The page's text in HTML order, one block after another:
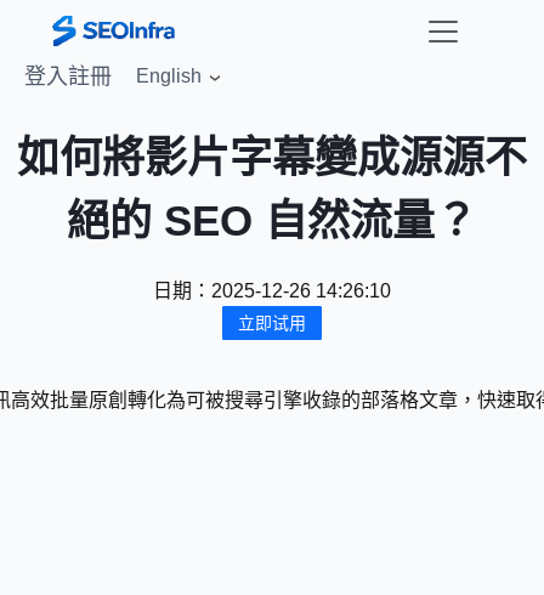
登入註冊 English
如何將影片字幕變成源源不
絕的 SEO 自然流量？
日期： 2025-12-26 14:26:10
立即试用
效批量原創轉化為可被搜尋引擎收錄的部落格文章，快